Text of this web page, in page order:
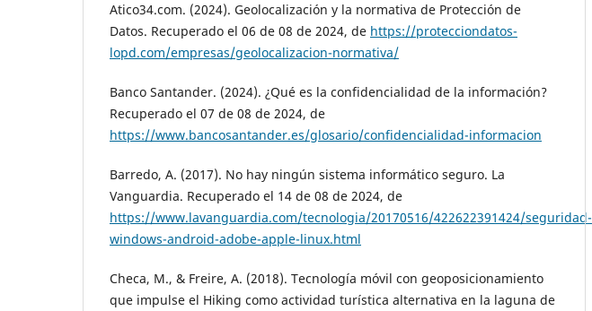
Atico34.com. (2024). Geolocalización y la normativa de Protección de
Datos. Recuperado el 06 de 08 de 2024, de https://protecciondatos-
lopd.com/empresas/geolocalizacion-normativa/
Banco Santander. (2024). ¿Qué es la confidencialidad de la información?
Recuperado el 07 de 08 de 2024, de
https://www.bancosantander.es/glosario/confidencialidad-informacion
Barredo, A. (2017). No hay ningún sistema informático seguro. La
Vanguardia. Recuperado el 14 de 08 de 2024, de
https://www.lavanguardia.com/tecnologia/20170516/422622391424/seguridad-
windows-android-adobe-apple-linux.html
Checa, M., & Freire, A. (2018). Tecnología móvil con geoposicionamiento
que impulse el Hiking como actividad turística alternativa en la laguna de